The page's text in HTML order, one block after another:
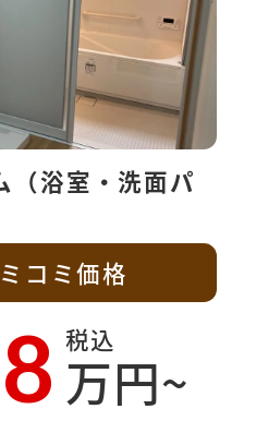
（浴室・洗面パ
コミ価格
税込
万円~